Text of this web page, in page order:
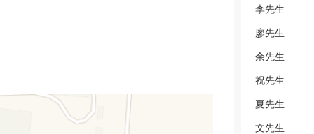
李先生
廖先生
余先生
祝先生
夏先生
文先生